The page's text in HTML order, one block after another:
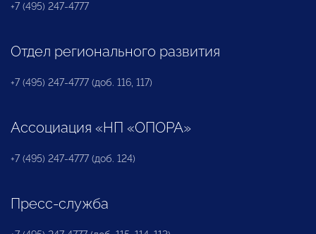
+7 (495) 247-4777
Отдел регионального развития
+7 (495) 247-4777 (доб. 116, 117)
Ассоциация «НП «ОПОРА»
+7 (495) 247-4777 (доб. 124)
Пресс-служба